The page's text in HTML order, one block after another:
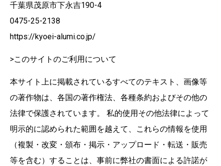
千葉県茂原市下永吉190-4
0475-25-2138
https://kyoei-alumi.co.jp/
>このサイトのご利用について
本サイト上に掲載されているすべてのテキスト、画像等
の著作物は、各国の著作権法、各種条約およびその他の
法律で保護されています。 私的使用その他法律によって
明示的に認められた範囲を越えて、これらの情報を使用
（複製・改変・頒布・掲示・アップロード・転送・販売
等を含む）することは、事前に弊社の書面による許諾が